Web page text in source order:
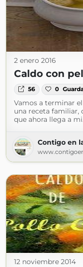
2 enero 2016
Caldo con
56 0
Vamos a terminar
una receta familiar,
que ahora llega a
Contigo en
12 noviembre 2014